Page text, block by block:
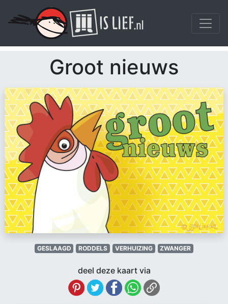
Groot nieuws
GESLAAGD RODDELS VERHUIZING ZWANGER
deel deze kaart via